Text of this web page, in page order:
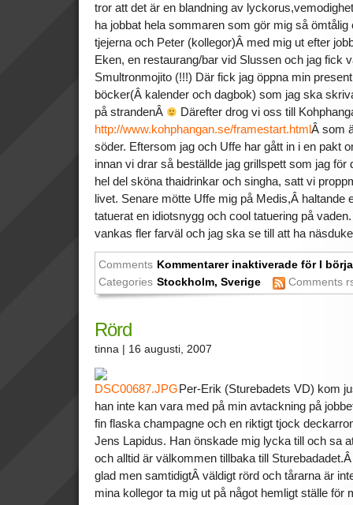
tror att det är en blandning av
ha jobbat hela sommaren som gör mig så
tjejerna och Peter (kollegor)Â med mig ut efter
Eken, en restaurang/bar vid Slussen och jag fick
Smultronmojito (!!!) Där fick jag öppna min
böcker(Â kalender och dagbok) som jag ska
på strandenÂ
Därefter drog vi oss till
http://www.kohphangan.se/framestart.htmlÂ som
söder. Eftersom jag och Uffe har gått in i en pakt
innan vi drar så beställde jag grillspett som jag för
hel del sköna thaidrinkar och singha, satt vi
livet. Senare mötte Uffe mig på Medis,Â haltande
tatuerat en idiotsnygg och cool tatuering på
vankas fler farväl och jag ska se till att ha
Comments Kommentarer inaktiverade för I
Categories Stockholm,Sverige Comments
Rörd
tinna | 16 augusti, 2007
Per-Erik (Sturebadets VD) kom
han inte kan vara med på min avtackning på
fin flaska champagne och en riktigt tjock
Jens Lapidus. Han önskade mig lycka till och sa
och alltid är välkommen tillbaka till
glad men samtidigtÂ väldigt rörd och tårarna är
mina kollegor ta mig ut på något hemligt ställe för